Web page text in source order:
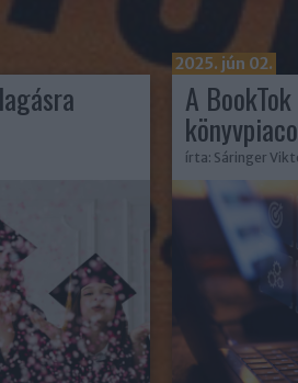
2025. jún 02.
A
írta: Sáringer